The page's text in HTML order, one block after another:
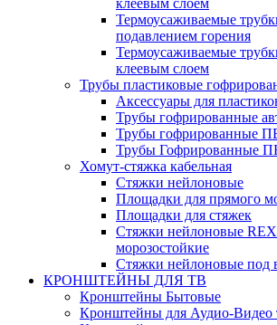
клеевым слоем
Термоусаживаемые
подавлением горения
Термоусаживаемые
клеевым слоем
Трубы пластиковые
Аксессуары для
Трубы гофрированные
Трубы гофрированные
Трубы Гофрированные
Хомут-стяжка кабельная
Cтяжки нейлоновые
Площадки для прямого
Площадки для стяжек
Стяжки нейлоновые
морозостойкие
Стяжки нейлоновые под
КРОНШТЕЙНЫ ДЛЯ ТВ
Кронштейны Бытовые
Кронштейны для Аудио-Видео